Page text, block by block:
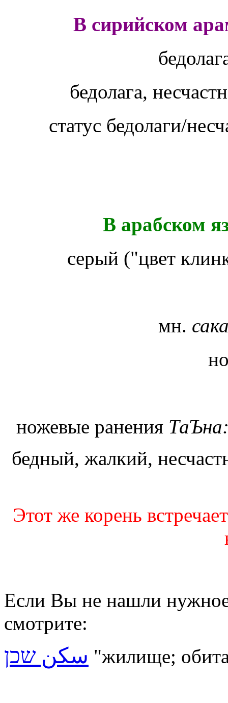
В сирийском
бедолага,
статус бедолаги/
В арабском
серый ("цвет
мн.
ножевые ранения
бедный, жалкий,
Этот же корень
Если Вы не нашли нужное
смотрите:
سكن שכן "жилище;